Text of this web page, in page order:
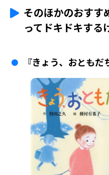
そのほかのおすす
ってドキドキする
『きょう、おともだ